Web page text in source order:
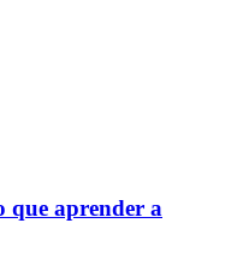
que aprender a